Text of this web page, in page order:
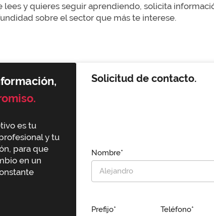
lees y quieres seguir aprendiendo, solicita
sobre el sector que más te interese.
es tu
y tu
para que
en un
Solicitud de contacto.
Nombre*
Prefijo* Teléfono*